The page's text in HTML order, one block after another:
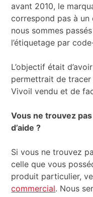
avant 2010, le
correspond pas à
nous sommes
l’étiquetage par
L’objectif était
permettrait de
Vivoil vendu et de
Vous ne trouvez
d’aide ?
Si vous ne trouvez
celle que vous
produit particulier,
commercial. Nous